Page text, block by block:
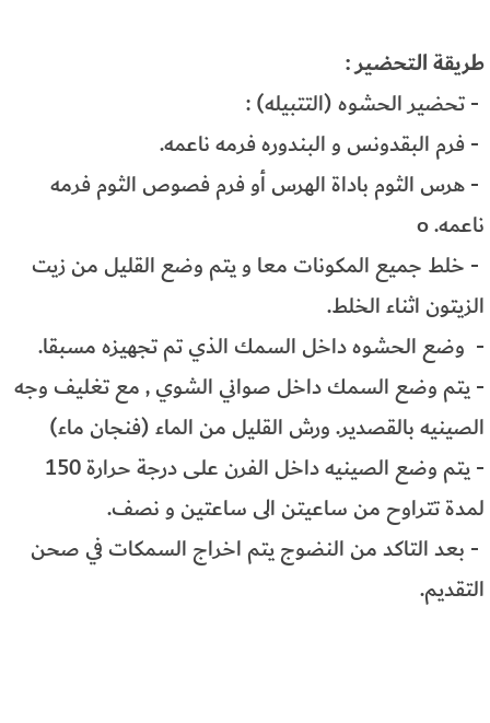
طريقة التحضير :
- تحضير الحشوه (التتبيله) :
- فرم البقدونس و البندوره فرمه ناعمه.
- هرس الثوم باداة الهرس أو فرم فصوص الثوم فرمه
ناعمه. o
- خلط جميع المكونات معا و يتم وضع القليل من زيت
الزيتون اثناء الخلط.
- وضع الحشوه داخل السمك الذي تم تجهيزه مسبقا.
- يتم وضع السمك داخل صواني الشوي , مع تغليف وجه
الصينيه بالقصدير. ورش القليل من الماء (فنجان ماء)
- يتم وضع الصينيه داخل الفرن على درجة حرارة 150
لمدة تتراوح من ساعيتن الى ساعتين و نصف.
- بعد التاكد من النضوج يتم اخراج السمكات في صحن
التقديم.